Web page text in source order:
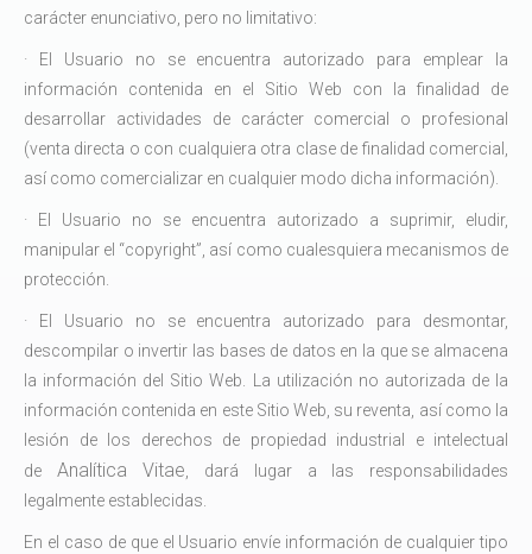
carácter enunciativo, pero no limitativo:
· El Usuario no se encuentra autorizado para emplear la
información contenida en el Sitio Web con la finalidad de
desarrollar actividades de carácter comercial o profesional
(venta directa o con cualquiera otra clase de finalidad comercial,
así como comercializar en cualquier modo dicha información).
· El Usuario no se encuentra autorizado a suprimir, eludir,
manipular el “copyright”, así como cualesquiera mecanismos de
protección.
· El Usuario no se encuentra autorizado para desmontar,
descompilar o invertir las bases de datos en la que se almacena
la información del Sitio Web. La utilización no autorizada de la
información contenida en este Sitio Web, su reventa, así como la
lesión de los derechos de propiedad industrial e intelectual
de Analítica Vitae , dará lugar a las responsabilidades
legalmente establecidas.
En el caso de que el Usuario envíe información de cualquier tipo